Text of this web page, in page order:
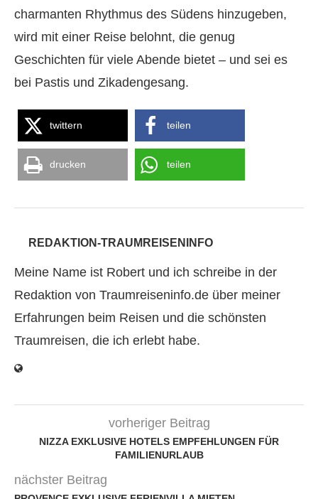
charmanten Rhythmus des Südens hinzugeben,
wird mit einer Reise belohnt, die genug
Geschichten für viele Abende bietet – und sei es
bei Pastis und Zikadengesang.
twittern teilen
drucken teilen
REDAKTION-TRAUMREISENINFO
Meine Name ist Robert und ich schreibe in der
Redaktion von Traumreiseninfo.de über meiner
Erfahrungen beim Reisen und die schönsten
Traumreisen, die ich erlebt habe.
vorheriger Beitrag
NIZZA EXKLUSIVE HOTELS EMPFEHLUNGEN FÜR
FAMILIENURLAUB
nächster Beitrag